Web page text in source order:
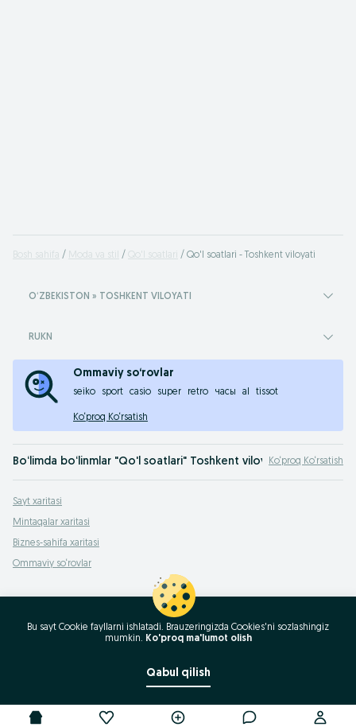
Bosh sahifa Moda va stil Qo'l soatlari Qo'l soatlari - Toshkent viloyati
OʻZBEKISTON » TOSHKENT VILOYATI
RUKN
Ommaviy so‘rovlar
seiko sport casio super retro часы al tissot
Ko‘proq Ko‘rsatish
Bo‘limda bo‘linmlar "Qo'l soatlari" Toshkent viloyati
Adriatica,Aigner,Alfex,AndyWatch,Anne Klein,Appella,Appetime,Aristo,
Ayollar va erkaklar qo‘l soatlari savdosi OLX.uz Toshkent viloyati e‘lonlar
Ko‘proq Ko‘rsatish
Sayt xaritasi
Mintaqalar xaritasi
Biznes-sahifa xaritasi
Ommaviy so‘rovlar
Bu sayt Cookie fayllarni ishlatadi. Brauzeringizda Cookies'ni sozlashingiz
mumkin. Ko'proq ma'lumot olish
Qabul qilish